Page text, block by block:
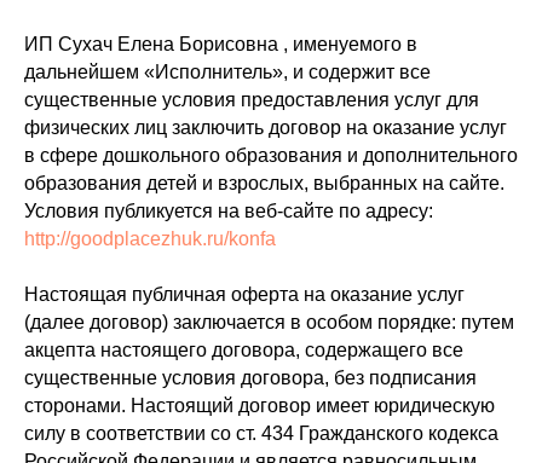
ИП Сухач Елена Борисовна , именуемого в
дальнейшем «Исполнитель», и содержит все
существенные условия предоставления услуг для
физических лиц заключить договор на оказание услуг
в сфере дошкольного образования и дополнительного
образования детей и взрослых, выбранных на сайте.
Условия публикуется на веб-сайте по адресу:
http://goodplacezhuk.ru/konfa
Настоящая публичная оферта на оказание услуг
(далее договор) заключается в особом порядке: путем
акцепта настоящего договора, содержащего все
существенные условия договора, без подписания
сторонами. Настоящий договор имеет юридическую
силу в соответствии со ст. 434 Гражданского кодекса